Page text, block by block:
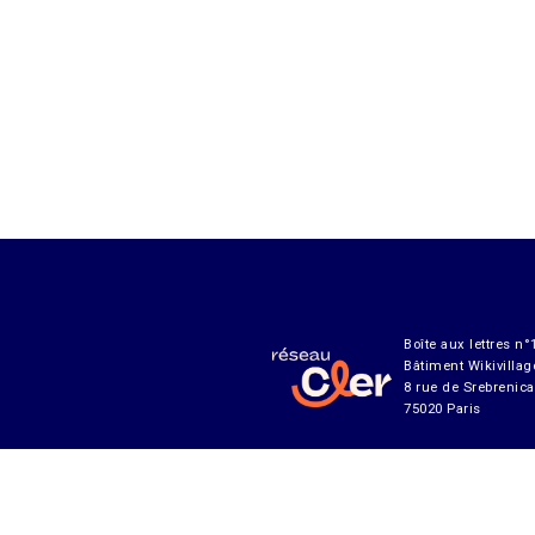
Boîte aux lettres
Bâtiment
8 rue de Srebrenica
75020 Paris